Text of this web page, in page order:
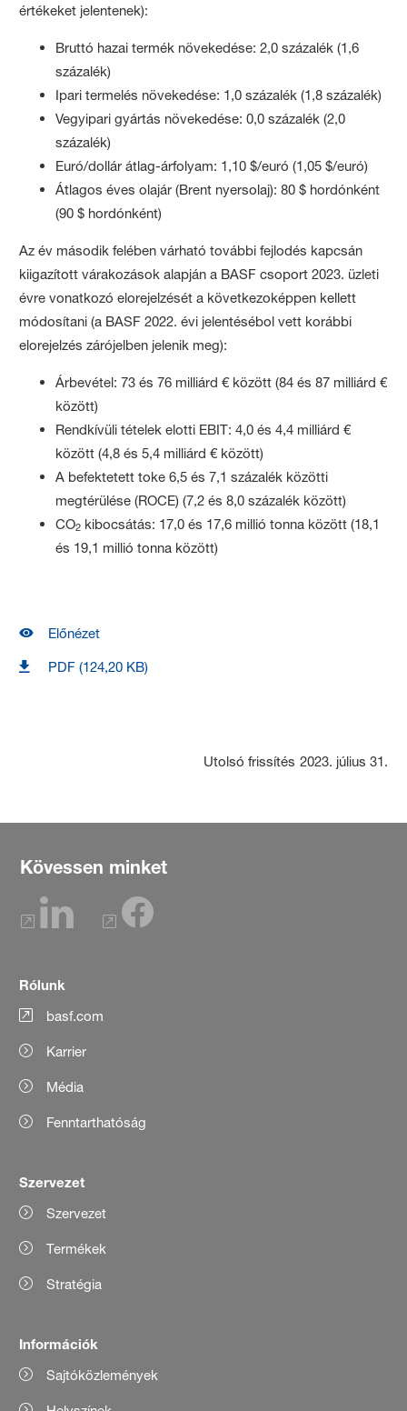
értékeket jelentenek):
Bruttó hazai termék növekedése: 2,0 százalék (1,6
százalék)
Ipari termelés növekedése: 1,0 százalék (1,8 százalék)
Vegyipari gyártás növekedése: 0,0 százalék (2,0
százalék)
Euró/dollár átlag-árfolyam: 1,10 $/euró (1,05 $/euró)
Átlagos éves olajár (Brent nyersolaj): 80 $ hordónként
(90 $ hordónként)
Az év második felében várható további fejlodés kapcsán
kiigazított várakozások alapján a BASF csoport 2023. üzleti
évre vonatkozó elorejelzését a következoképpen kellett
módosítani (a BASF 2022. évi jelentésébol vett korábbi
elorejelzés zárójelben jelenik meg):
Árbevétel: 73 és 76 milliárd € között (84 és 87 milliárd €
között)
Rendkívüli tételek elotti EBIT: 4,0 és 4,4 milliárd €
között (4,8 és 5,4 milliárd € között)
A befektetett toke 6,5 és 7,1 százalék közötti
megtérülése (ROCE) (7,2 és 8,0 százalék között)
CO2 kibocsátás: 17,0 és 17,6 millió tonna között (18,1
és 19,1 millió tonna között)
Előnézet
PDF (124,20 KB)
Utolsó frissítés 2023. július 31.
Kövessen minket
Rólunk
basf.com
Karrier
Média
Fenntarthatóság
Szervezet
Szervezet
Termékek
Stratégia
Információk
Sajtóközlemények